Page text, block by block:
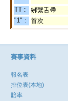
TT : 綁繫舌帶
"1" :
首次
賽事資料
報名表
排位表(本地)
賠率